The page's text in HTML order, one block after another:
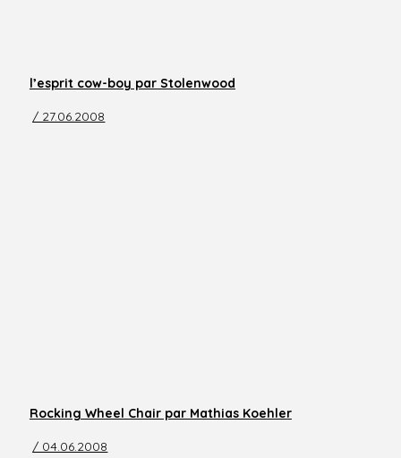
l’esprit cow-boy par Stolenwood
/ 27.06.2008
Rocking Wheel Chair par Mathias Koehler
/ 04.06.2008